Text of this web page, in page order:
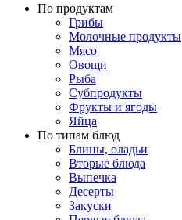
По продуктам
Грибы
Молочные продукты
Мясо
Овощи
Рыба
Субпродукты
Фрукты и ягоды
Яйца
По типам блюд
Блины, оладьи
Вторые блюда
Выпечка
Десерты
Закуски